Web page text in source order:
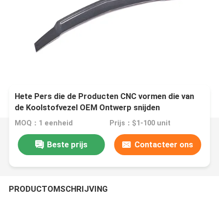
Hete Pers die de Producten CNC vormen die van
de Koolstofvezel OEM Ontwerp snijden
MOQ：1 eenheid Prijs：$1-100 unit
Beste prijs Contacteer ons
PRODUCTOMSCHRIJVING